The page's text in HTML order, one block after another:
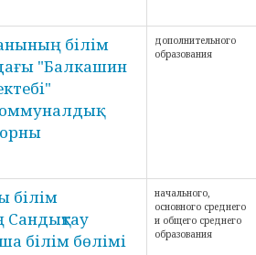
білім
"Балкашин
дополнительного
образования
білім
Сандықтау
білім бөлімі
начального,
основного среднего
и общего среднего
образования